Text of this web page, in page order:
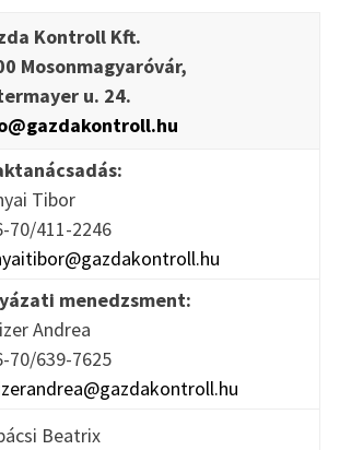
Kontroll Kft.
Mosonmagyaróvár,
u. 24.
Tibor
70/411-2246
menedzsment:
Andrea
70/639-7625
Beatrix